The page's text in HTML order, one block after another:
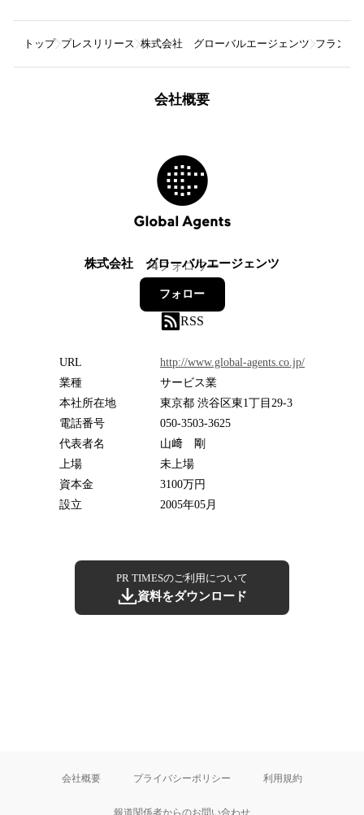
トップ プレスリリース 株式会社 グローバルエージェンツ フランス
会社概要
株式会社 グローバルエージェンツ
74フォロワー
フォロー
RSS
URL
http://www.global-agents.co.jp/
業種
サービス業
本社所在地
東京都 渋谷区東1丁目29-3
電話番号
050-3503-3625
代表者名
山﨑 剛
上場
未上場
資本金
3100万円
設立
2005年05月
PR TIMESのご利用について
資料をダウンロード
会社概要 プライバシーポリシー 利用規約
報道関係者からのお問い合わせ